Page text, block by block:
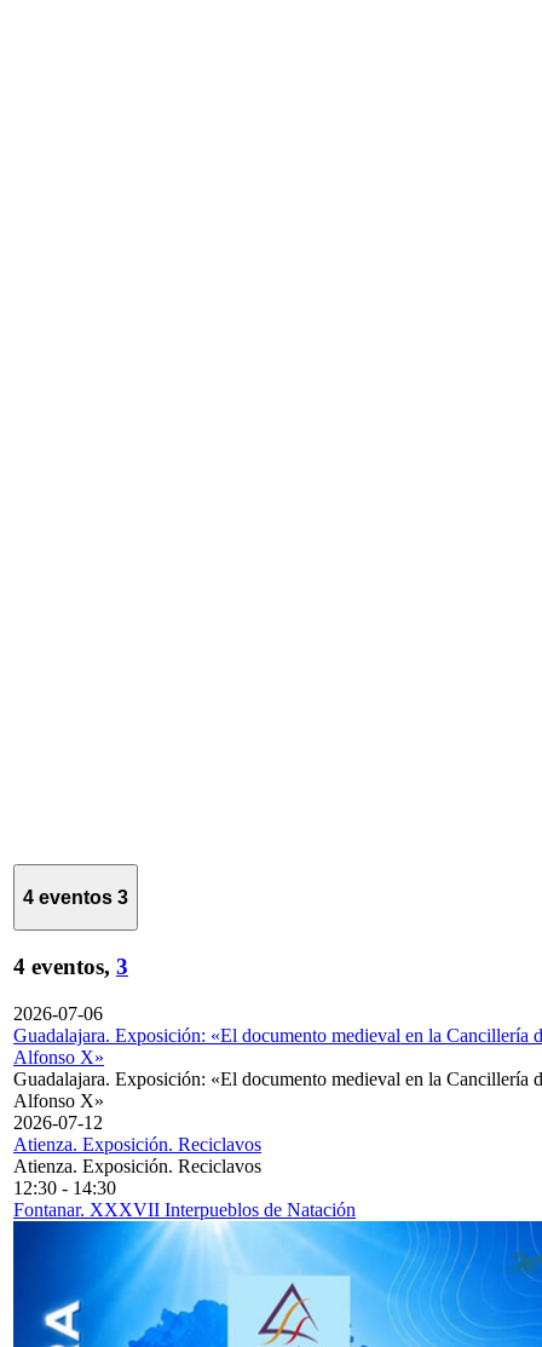
4 eventos 3
4 eventos, 3
2026-07-06
Guadalajara. Exposición: «El documento medieval en la Cancillería
Alfonso X»
Guadalajara. Exposición: «El documento medieval en la Cancillería
Alfonso X»
2026-07-12
Atienza. Exposición. Reciclavos
Atienza. Exposición. Reciclavos
12:30 - 14:30
Fontanar. XXXVII Interpueblos de Natación